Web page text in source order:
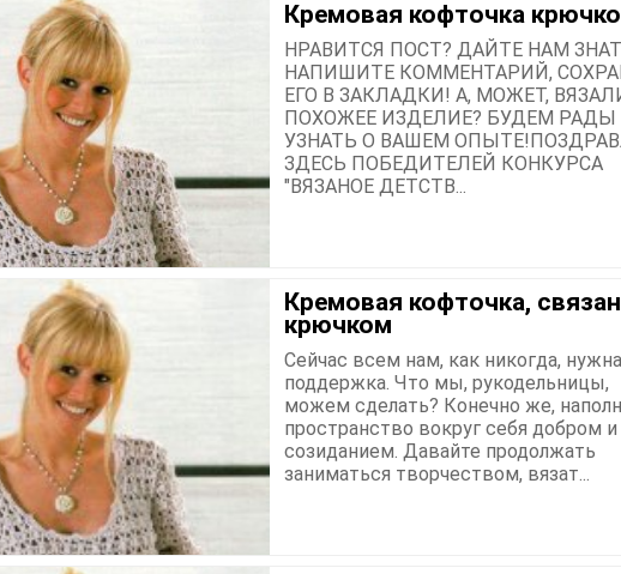
Кремовая кофточка
НРАВИТСЯ ПОСТ? ДАЙТЕ НАМ
НАПИШИТЕ КОММЕНТАРИЙ,
ЕГО В ЗАКЛАДКИ! А, МОЖЕТ,
ПОХОЖЕЕ ИЗДЕЛИЕ? БУДЕМ РАДЫ
УЗНАТЬ О ВАШЕМ
ЗДЕСЬ ПОБЕДИТЕЛЕЙ КОНКУРСА
"ВЯЗАНОЕ ДЕТСТВ...
Кремовая кофточка,
крючком
Сейчас всем нам, как никогда, нужна
поддержка. Что мы, рукодельницы,
можем сделать? Конечно же,
пространство вокруг себя добром и
созиданием. Давайте продолжать
заниматься творчеством, вязат...